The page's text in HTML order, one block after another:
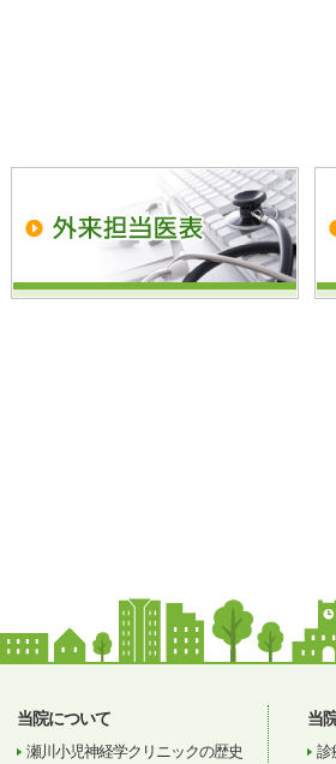
当院について
瀬川小児神経学クリニックの歴史
当
診